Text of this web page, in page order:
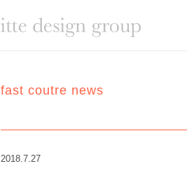
fast coutre news
2018.7.27